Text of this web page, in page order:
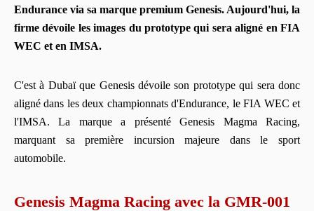
Endurance via sa marque premium Genesis. Aujourd'hui, la
firme dévoile les images du prototype qui sera aligné en FIA
WEC et en IMSA.
C'est à Dubaï que Genesis dévoile son prototype qui sera donc
aligné dans les deux championnats d'Endurance, le FIA WEC et
l'IMSA. La marque a présenté Genesis Magma Racing,
marquant sa première incursion majeure dans le sport
automobile.
Genesis Magma Racing avec la GMR-001